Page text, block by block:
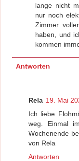
lange nicht
nur noch
Zimmer
haben, und
kommen
Antworten
Rela 19. Mai
Ich liebe
weg. Einmal
Wochenende
von Rela
Antworten